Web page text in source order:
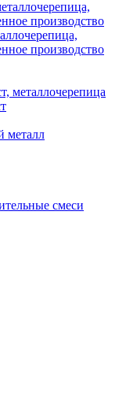
производство
металлочерепица
металл
смеси